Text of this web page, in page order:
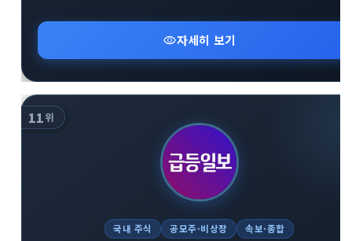
visibility자세히 보기
11위
국내 주식 공모주·비상장 속보·종합